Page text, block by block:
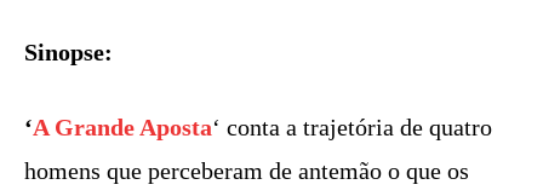
Sinopse:
‘A Grande Aposta‘ conta a trajetória de quatro
homens que perceberam de antemão o que os